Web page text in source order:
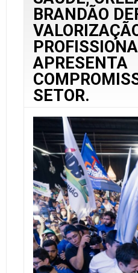
BRANDÃO
APRESENTA
SETOR.